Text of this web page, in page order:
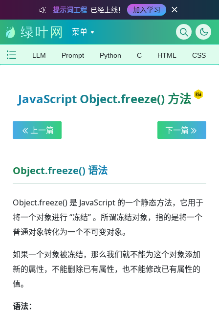
提示词工程 已经上线！ 加入学习
菜单
LLM Prompt Python C HTML CSS
JavaScript Object.freeze() 方法
上一篇 下一篇
Object.freeze() 语法
Object.freeze() 是 JavaScript 的一个静态方法，它用于
将一个对象进行 “冻结” 。所谓冻结对象，指的是将一个
普通对象转化为一个不可变对象。
如果一个对象被冻结，那么我们就不能为这个对象添加
新的属性，不能删除已有属性，也不能修改已有属性的
值。
语法：